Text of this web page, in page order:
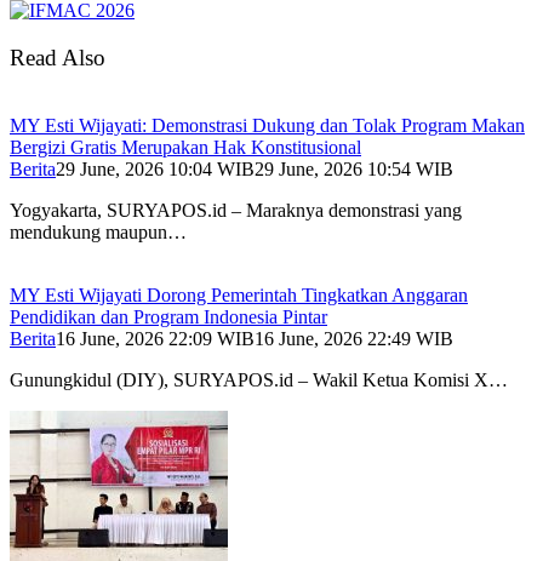
Read Also
MY Esti Wijayati: Demonstrasi Dukung dan Tolak Program Makan
Bergizi Gratis Merupakan Hak Konstitusional
Berita29 June, 2026 10:04 WIB29 June, 2026 10:54 WIB
Yogyakarta, SURYAPOS.id – Maraknya demonstrasi yang
mendukung maupun…
MY Esti Wijayati Dorong Pemerintah Tingkatkan Anggaran
Pendidikan dan Program Indonesia Pintar
Berita16 June, 2026 22:09 WIB16 June, 2026 22:49 WIB
Gunungkidul (DIY), SURYAPOS.id – Wakil Ketua Komisi X…